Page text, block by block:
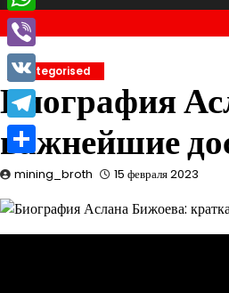
Uncategorised
Биография
важнейшие
mining_broth 15 февраля 2023
WhatsApp
Viber
VK
Telegram
Отправить